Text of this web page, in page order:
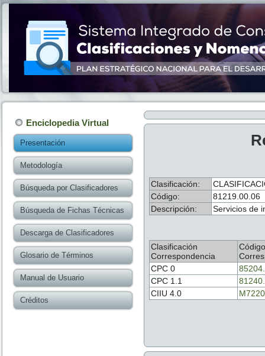
Enciclopedia Virtual
Presentación
Metodología
Búsqueda por Clasificadores
Búsqueda de Fichas Técnicas
Descarga de Clasificadores
Glosario de Términos
Manual de Usuario
Créditos
Clasificación:
Código:
81219.00.06
Descripción:
Servicios de
Clasificación
Correspondencia
Código
CPC 0
CPC 1.1
CIIU 4.0